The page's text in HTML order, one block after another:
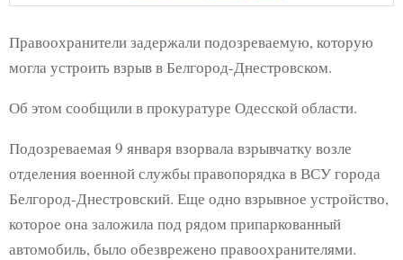
Правоохранители задержали подозреваемую, которую
могла устроить взрыв в Белгород-Днестровском.
Об этом сообщили в прокуратуре Одесской области.
Подозреваемая 9 января взорвала взрывчатку возле
отделения военной службы правопорядка в ВСУ города
Белгород-Днестровский. Еще одно взрывное устройство,
которое она заложила под рядом припаркованный
автомобиль, было обезврежено правоохранителями.